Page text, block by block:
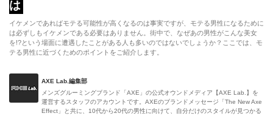
は
イケメンであればモテる可能性が高くなるのは事実ですが、モテる男性になるために
は必ずしもイケメンである必要はありません。街中で、なぜあの男性がこんな美女
を!?という場面に遭遇したことがある人も多いのではないでしょうか？ここでは、モ
テる男性に近づくためのポイントをご紹介します。
AXE Lab.編集部
メンズグルーミングブランド「AXE」の公式オウンドメディア【AXE Lab.】を
運営するスタッフのアカウントです。AXEのブランドメッセージ「The New Axe
Effect」と共に、10代から20代の男性に向けて、自分だけのスタイルが見つかる